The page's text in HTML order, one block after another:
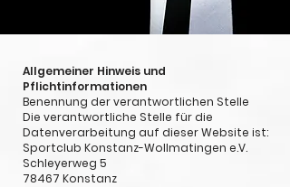
Allgemeiner Hinweis und
Pflichtinformationen
Benennung der verantwortlichen Stelle
Die verantwortliche Stelle für die
Datenverarbeitung auf dieser Website ist:
Sportclub Konstanz-Wollmatingen e.V.
Schleyerweg 5
78467 Konstanz